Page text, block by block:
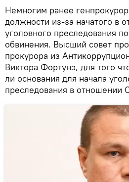
Немногим ранее
должности из-за начатого в
уголовного преследования
обвинения. Высший совет
прокурора из
Виктора Фортунэ, для того
ли основания для начала
преследования в отношении